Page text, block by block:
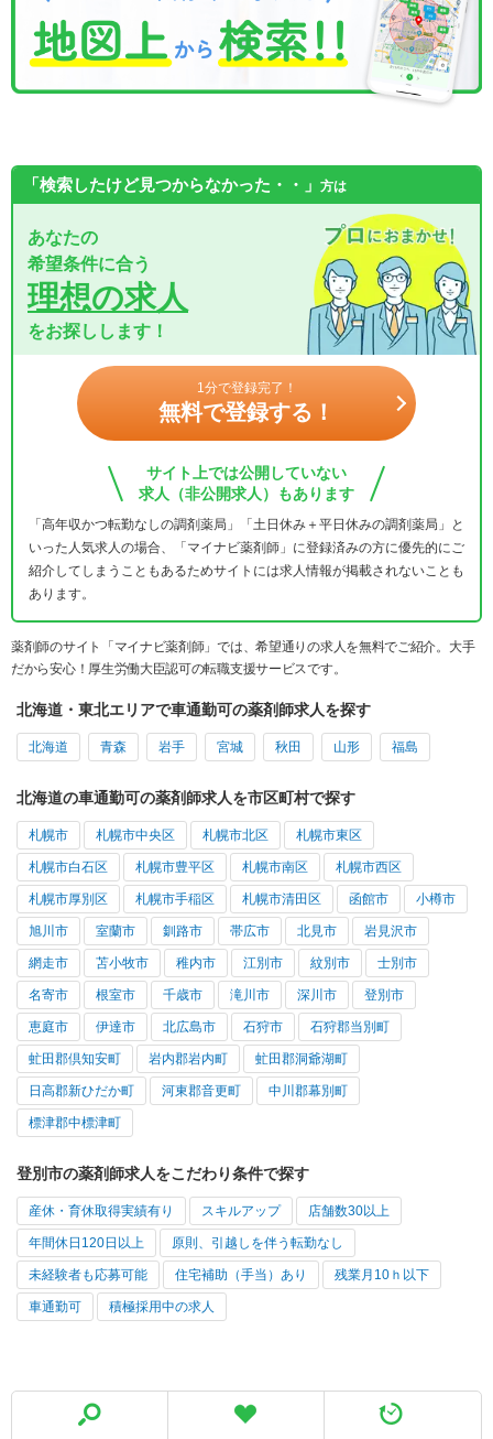
「検索したけど見つからなかった・・」 方は
あなたの
希望条件に合う
理想の求人
をお探しします！
1分で登録完了！
無料で登録する！
サイト上では公開していない
求人（非公開求人）もあります
「高年収かつ転勤なしの調剤薬局」「土日休み＋平日休みの調剤薬局」と
いった人気求人の場合、「マイナビ薬剤師」に登録済みの方に優先的にご
紹介してしまうこともあるためサイトには求人情報が掲載されないことも
あります。
薬剤師のサイト「マイナビ薬剤師」では、希望通りの求人を無料でご紹介。大手
だから安心！厚生労働大臣認可の転職支援サービスです。
北海道・東北エリアで車通勤可の薬剤師求人を探す
北海道 青森 岩手 宮城 秋田 山形 福島
北海道の車通勤可の薬剤師求人を市区町村で探す
札幌市 札幌市中央区 札幌市北区 札幌市東区
札幌市白石区 札幌市豊平区 札幌市南区 札幌市西区
札幌市厚別区 札幌市手稲区 札幌市清田区 函館市 小樽市
旭川市 室蘭市 釧路市 帯広市 北見市 岩見沢市
網走市 苫小牧市 稚内市 江別市 紋別市 士別市
名寄市 根室市 千歳市 滝川市 深川市 登別市
恵庭市 伊達市 北広島市 石狩市 石狩郡当別町
虻田郡倶知安町 岩内郡岩内町 虻田郡洞爺湖町
日高郡新ひだか町 河東郡音更町 中川郡幕別町
標津郡中標津町
登別市の薬剤師求人をこだわり条件で探す
産休・育休取得実績有り スキルアップ 店舗数30以上
年間休日120日以上 原則、引越しを伴う転勤なし
未経験者も応募可能 住宅補助（手当）あり 残業月10ｈ以下
車通勤可 積極採用中の求人